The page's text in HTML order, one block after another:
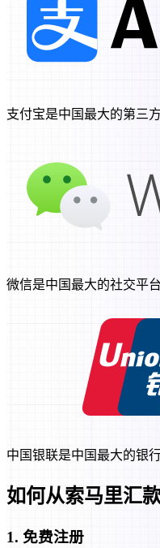
支付宝是中国最大的第三
微信是中国最大的社交平
中国银联是中国最大的银
如何从索马里汇
1. 免费注册